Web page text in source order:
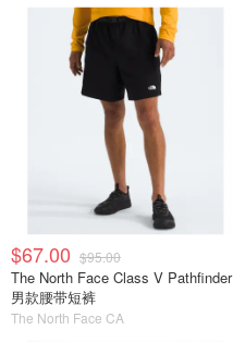
$67.00 $95.00
The North Face Class V Pathfinder
男款腰带短裤
The North Face CA